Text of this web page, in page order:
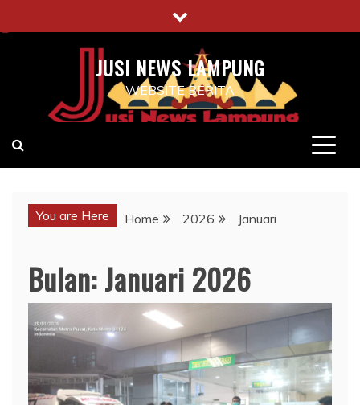
to
JUSI NEWS LAMPUNG
WEBSITE BERITA
You are Here Home 2026 Januari
Bulan:Januari 2026